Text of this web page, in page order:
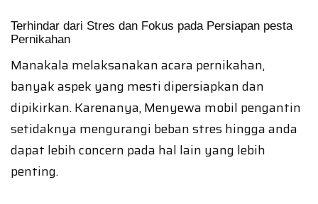
Terhindar dari Stres dan Fokus pada Persiapan pesta
Pernikahan
Manakala melaksanakan acara pernikahan,
banyak aspek yang mesti dipersiapkan dan
dipikirkan. Karenanya, Menyewa mobil pengantin
setidaknya mengurangi beban stres hingga anda
dapat lebih concern pada hal lain yang lebih
penting.